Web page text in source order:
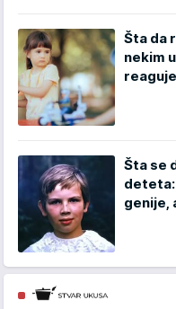
Šta da
nekim
Šta se
deteta:
genije,